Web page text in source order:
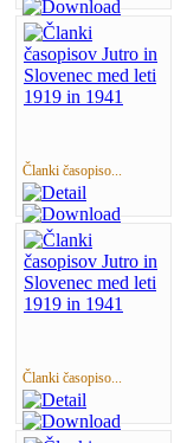
Članki časopiso...
Članki časopiso...